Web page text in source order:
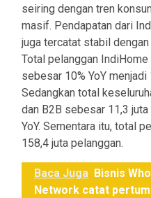
seiring dengan tren
masif. Pendapatan dari
juga tercatat stabil dengan
Total pelanggan
sebesar 10% YoY menjadi
Sedangkan total
dan B2B sebesar 11,3
YoY. Sementara itu, total
158,4 juta pelanggan.
Baca Juga Bisnis
Network catat